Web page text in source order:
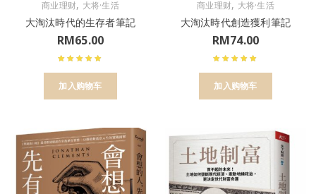
商业理财, 大将·生活
大淘汰時代的生存者筆記
RM65.00
加入购物车
商业理财, 大将·生活
大淘汰時代創造獲利筆記
RM74.00
加入购物车